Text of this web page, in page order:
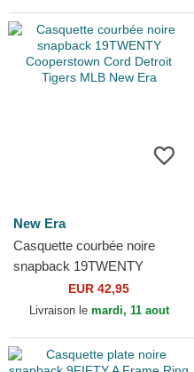
New Era
Casquette courbée noire
snapback 19TWENTY
Cooperstown Cord Detroit
Tigers MLB New Era
EUR 42,95
Livraison le mardi, 11 aout